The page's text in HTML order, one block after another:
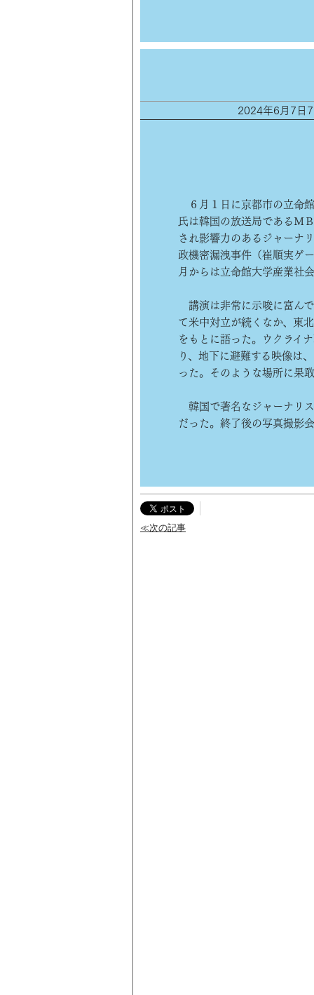
2024年6月7日
６月１日に京都市の立命
氏は韓国の放送局であるＭ
され影響力のあるジャーナ
政機密漏洩事件（崔順実ゲ
月からは立命館大学産業社
講演は非常に示唆に富ん
て米中対立が続くなか、東
をもとに語った。ウクライ
り、地下に避難する映像は
った。そのような場所に果
韓国で著名なジャーナリ
だった。終了後の写真撮影
≪次の記事